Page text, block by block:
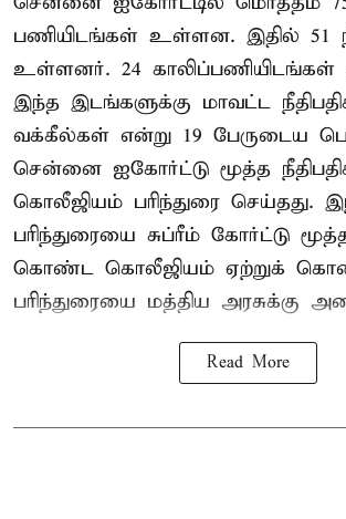
பணியிடங்கள் உள்ளன. இதில் 51
உள்ளனர். 24
இந்த இடங்களுக்கு மாவட்ட
வக்கீல்கள் என்று 19 பேருடைய
சென்னை ஐகோர்ட்டு மூத்த
கொலீஜியம் பரிந்துரை செய்தது.
பரிந்துரையை சுப்ரீம் கோர்ட்டு
கொண்ட கொலீஜியம் ஏற்றுக்
பரிந்துரையை மத்திய அரசுக்கு
Read More